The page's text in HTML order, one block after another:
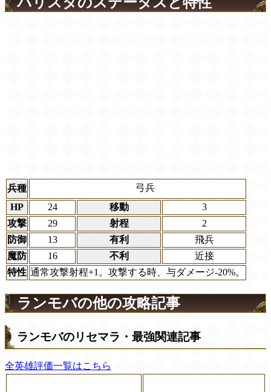
兵種
弓兵
HP
24 移動
3
攻撃
29 射程
2
防御
13 有利
飛兵
魔防
16 不利
近接
特性 通常攻撃射程+1。攻撃する時、与ダメージ-20%。
ランモバの他の攻略記事
ランモバのリセマラ・最強関連記事
全英雄評価一覧はこちら